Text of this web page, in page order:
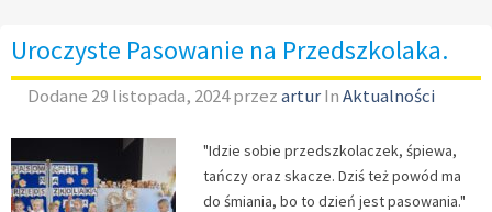
Uroczyste Pasowanie na Przedszkolaka.
Dodane 29 listopada, 2024przezarturInAktualności
"Idzie sobie przedszkolaczek, śpiewa,
tańczy oraz skacze. Dziś też powód ma
do śmiania, bo to dzień jest pasowania."